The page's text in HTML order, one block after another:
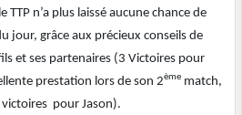
TTP n’a plus laissé aucune chance de
jour, grâce aux précieux conseils de
et ses partenaires (3 Victoires pour
prestation lors de son 2ème match,
pour Jason).